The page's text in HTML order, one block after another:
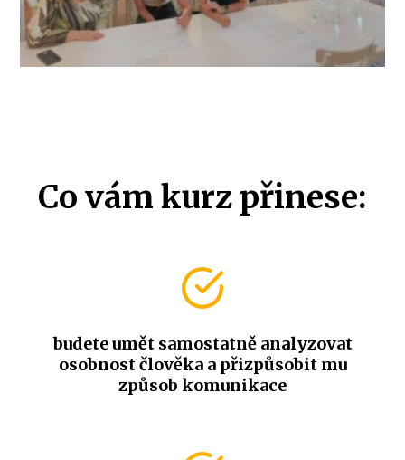
Co vám kurz přinese:
budete umět samostatně analyzovat
osobnost člověka a přizpůsobit mu
způsob komunikace